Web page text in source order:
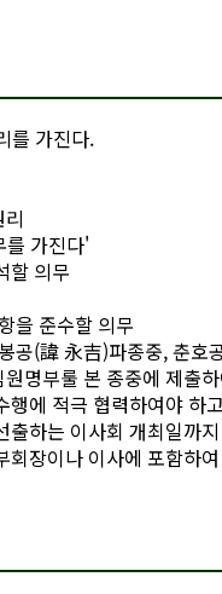
를 가진다.
를 가진다'
할 의무
을 준수할 의무
공(諱 永吉)파종중, 춘
명부룰 본 종중에 제출
에 적극 협력하여야 하
하는 이사회 개최일까
장이나 이사에 포함하